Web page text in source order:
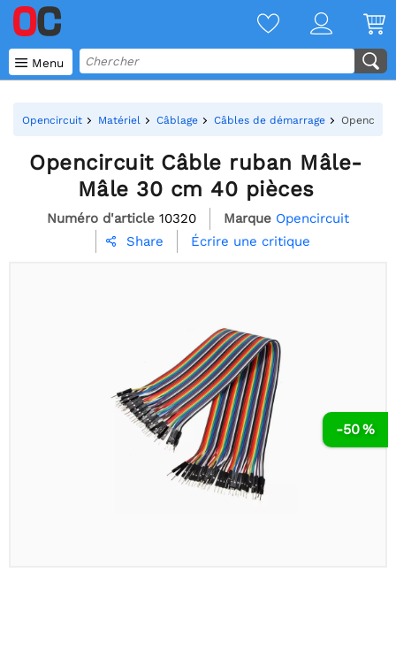
 Menu
Opencircuit Matériel Câblage Câbles de démarrage
Opencircuit Câble ruban Mâle-
Mâle 30 cm 40 pièces
Numéro d'article 10320 Marque Opencircuit
 Share Écrire une critique
-50 %